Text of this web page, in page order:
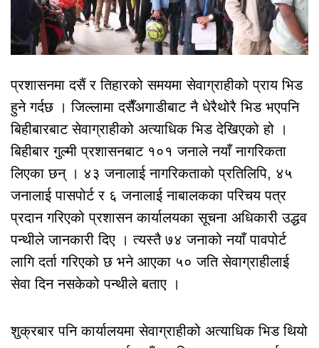
प्रशासनमा दसैं र तिहारको समयमा सेवाग्राहीको प्राय भिड
हुने गर्दछ । जिल्लामा दसैँअगाडीबाट नै धेरैथोरै भिड भएपनि
बिहीबारबाट सेवाग्राहीको अत्याधिक भिड देखिएको हो ।
बिहीबार गुल्मी प्रशासनबाट १०१ जनाले नयाँ नागरिकता
लिएका छन् । ४३ जनालाई नागरिकताको प्रतिलिपि, ४५
जनालाई पासपोर्ट र ६ जनालाई नाबालकका परिचय पत्र
प्रदान गरिएको प्रशासन कार्यालयका सूचना अधिकारी उद्धव
पन्थीले जानकारी दिए । त्यस्तै ७४ जनाको नयाँ पावपोर्ट
लागि दर्ता गरिएको छ भने आएका ५० जति सेवाग्राहीलाई
सेवा दिन नसकेको पन्थीले बताए ।
शुक्रबार पनि कार्यालयमा सेवाग्राहीको अत्याधिक भिड थियो